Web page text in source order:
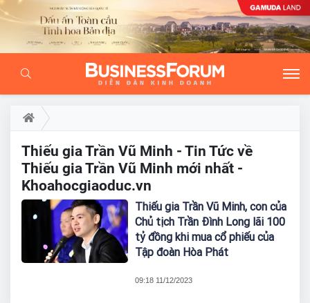
Thiếu gia Trần Vũ Minh - Tin Tức về
Thiếu gia Trần Vũ Minh mới nhất -
Khoahocgiaoduc.vn
Thiếu gia Trần Vũ Minh, con của
Chủ tịch Trần Đình Long lãi 100
tỷ đồng khi mua cổ phiếu của
Tập đoàn Hòa Phát
09:18 11/12/2023